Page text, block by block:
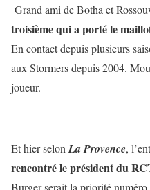
Grand ami de Botha et
troisième qui a porté le
En contact depuis plusieurs
aux Stormers depuis 2004.
joueur.
Et hier selon La Provence,
rencontré le président du
Burger serait la priorité